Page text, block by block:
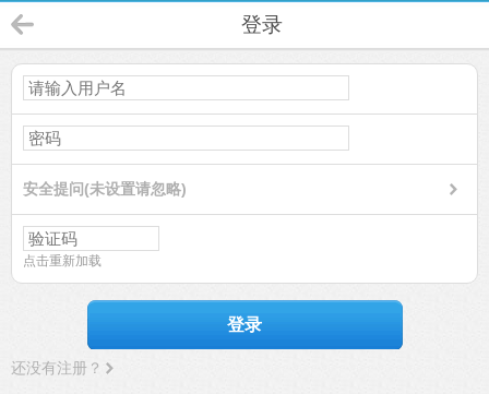
登录
安全提问(未设置请忽略)
点击重新加载
登录
还没有注册？